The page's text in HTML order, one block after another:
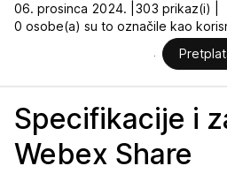
06. prosinca 2024. | 303 prikaz(i) |
0 osobe(a) su to označile kao
Specifikacije i
Webex Share